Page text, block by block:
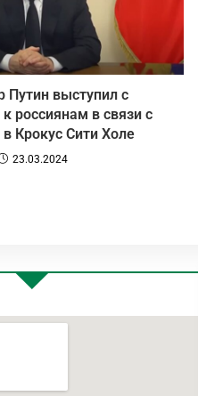
Путин выступил с
россиянам в связи с
в Крокус Сити Холе
23.03.2024